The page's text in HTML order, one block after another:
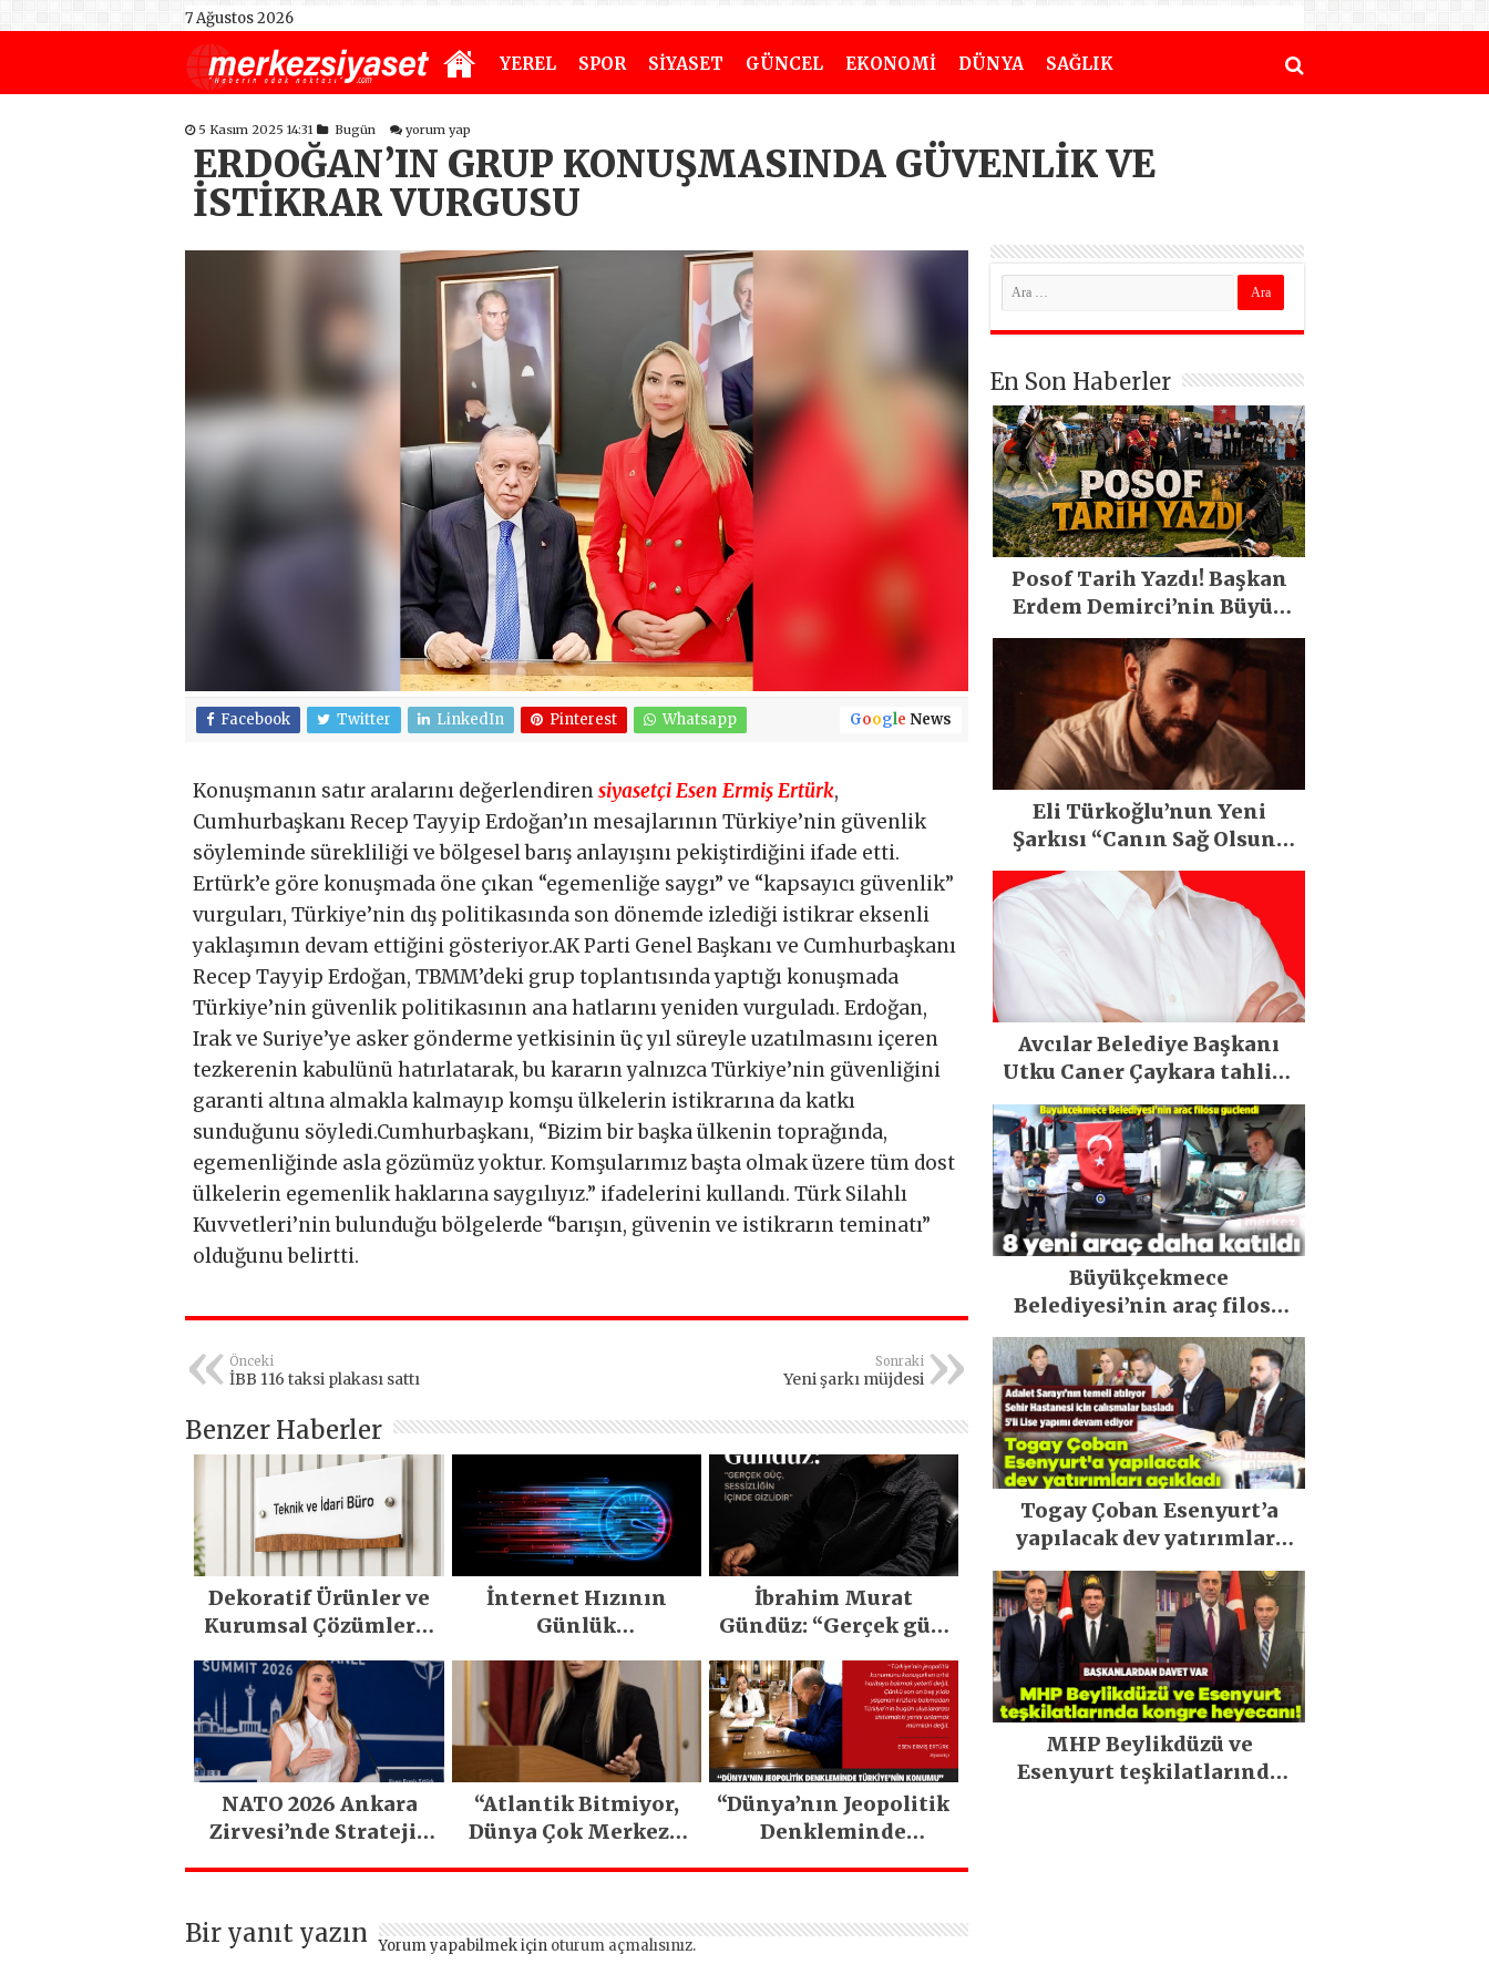
7 Ağustos 2026
YEREL SPOR SİYASET GÜNCEL EKONOMİ DÜNYA SAĞLIK
5 Kasım 2025 14:31 Bugün yorum yap
ERDOĞAN’IN GRUP KONUŞMASINDA GÜVENLİK VE
İSTİKRAR VURGUSU
Facebook Twitter LinkedIn Pinterest Whatsapp Google News
Konuşmanın satır aralarını değerlendirensiyasetçi Esen Ermiş Ertürk,
Cumhurbaşkanı Recep Tayyip Erdoğan’ın mesajlarının Türkiye’nin güvenlik
söyleminde sürekliliği ve bölgesel barış anlayışını pekiştirdiğini ifade etti.
Ertürk’e göre konuşmada öne çıkan “egemenliğe saygı” ve “kapsayıcı güvenlik”
vurguları, Türkiye’nin dış politikasında son dönemde izlediği istikrar eksenli
yaklaşımın devam ettiğini gösteriyor.AK Parti Genel Başkanı ve Cumhurbaşkanı
Recep Tayyip Erdoğan, TBMM’deki grup toplantısında yaptığı konuşmada
Türkiye’nin güvenlik politikasının ana hatlarını yeniden vurguladı. Erdoğan,
Irak ve Suriye’ye asker gönderme yetkisinin üç yıl süreyle uzatılmasını içeren
tezkerenin kabulünü hatırlatarak, bu kararın yalnızca Türkiye’nin güvenliğini
garanti altına almakla kalmayıp komşu ülkelerin istikrarına da katkı
sunduğunu söyledi.Cumhurbaşkanı, “Bizim bir başka ülkenin toprağında,
egemenliğinde asla gözümüz yoktur. Komşularımız başta olmak üzere tüm dost
ülkelerin egemenlik haklarına saygılıyız.” ifadelerini kullandı. Türk Silahlı
Kuvvetleri’nin bulunduğu bölgelerde “barışın, güvenin ve istikrarın teminatı”
olduğunu belirtti.
Önceki
İBB 116 taksi plakası sattı
Sonraki
Yeni şarkı müjdesi
Benzer Haberler
Dekoratif Ürünler ve
Kurumsal Çözümlerle
Değer Katın
İnternet Hızının
Günlük
Etkisi Nedir?
İbrahim Murat
Gündüz: “Gerçek güç,
gizlidir”
NATO 2026 Ankara
Zirvesi’nde Stratejik
“Atlantik Bitmiyor,
Dünya Çok Merkezli
“Dünya’nın Jeopolitik
Denkleminde
Bir yanıt yazın Yorum yapabilmek için oturum açmalısınız.
En Son Haberler
Posof Tarih Yazdı! Başkan
Erdem Demirci’nin Büyük
Emeğiyle Son Yılların En
Büyük Festivali Gerçekleşti
Eli Türkoğlu’nun Yeni
Şarkısı “Canın Sağ Olsun”
Büyük İlgi Gördü!..
Avcılar Belediye Başkanı
Utku Caner Çaykara tahliye
edildi
Büyükçekmece
Belediyesi’nin araç filosu
güçlendi
Togay Çoban Esenyurt’a
yapılacak dev yatırımları
açıkladı
MHP Beylikdüzü ve
Esenyurt teşkilatlarında